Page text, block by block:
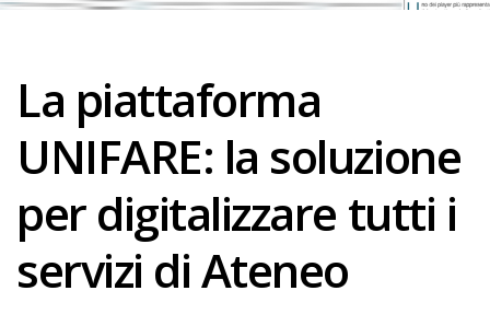
La piattaforma
UNIFARE: la soluzione
per digitalizzare tutti i
servizi di Ateneo